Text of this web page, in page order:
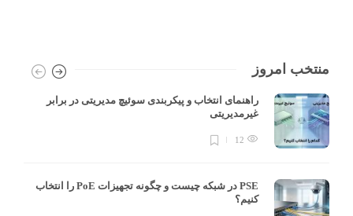
منتخب امروز
راهنمای انتخاب و پیکربندی سوئیچ مدیریتی در برابر
غیرمدیریتی
12
PSE در شبکه چیست و چگونه تجهیزات PoE را انتخاب
کنیم؟